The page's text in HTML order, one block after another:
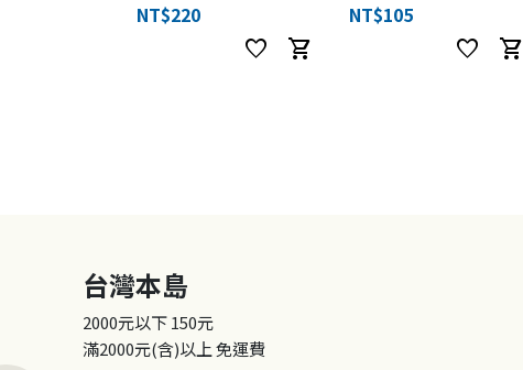
NT$220
favorite shopping_cart
NT$105
favorite shopping_cart
台灣本島
2000元以下150元
滿2000元(含)以上免運費